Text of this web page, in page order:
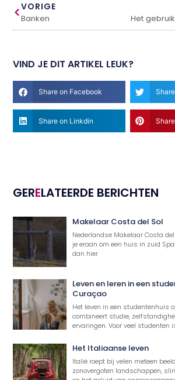
VORIGE
Banken
VIND JE DIT ARTIKEL LEUK?
Share on Facebook
Share on Linkdin
GERELATEERDE BERICHTEN
Makelaar Costa del Sol
Nederlandse Makelaar Costa
je eraan om een huis in zuid
dan hier
Leven en leren in een
Curaçao
Het leven in een studentenhuis
combineert studie,
ervaringen. Voor veel studenten
Het Italiaanse leven
Italië roept bij velen meteen
zonovergoten landschappen,